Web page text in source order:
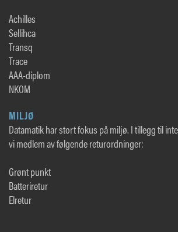
Achilles
Sellihca
Transq
Trace
AAA-diplom
NKOM
MILJØ
Datamatik har stort fokus på miljø. I tillegg til
vi medlem av følgende returordninger:
Grønt punkt
Batteriretur
Elretur